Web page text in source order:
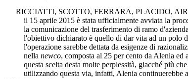
RICCIATTI, SCOTTO, FERRARA, PLACIDO,
il 15 aprile 2015 è stata ufficialmente avviata la
la comunicazione del trasferimento di ramo
l'obiettivo dichiarato è quello di dar vita ad un polo
l'operazione sarebbe dettata da esigenze di
nella newco, composta al 25 per cento da Alenia
questa scelta desta molte perplessità, giacché più che
utilizzando questa via, infatti, Alenia continuerebbe a